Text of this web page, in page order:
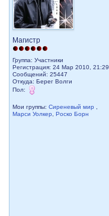
Магистр
Группа: Участники
Регистрация: 24 Мар 2010, 21:29
Сообщений: 25447
Откуда: Берег Волги
Пол:
Мои группы:Сиреневый мир
Марси Уолкер
,Роско Борн